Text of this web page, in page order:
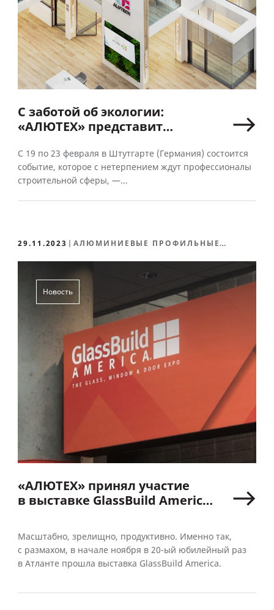
С заботой об экологии:
«АЛЮТЕХ» представит
на выставке R+T в Штутгарте
С 19 по 23 февраля в Штутгарте (Германия) состоится
событие, которое с нетерпением ждут профессионалы
строительной сферы, —...
29.11.2023
АЛЮМИНИЕВЫЕ ПРОФИЛЬНЫЕ
Новость
«АЛЮТЕХ» принял участие
в выставке GlassBuild America
Масштабно, зрелищно, продуктивно. Именно так,
с размахом, в начале ноября в 20-ый юбилейный раз
в Атланте прошла выставка GlassBuild America.